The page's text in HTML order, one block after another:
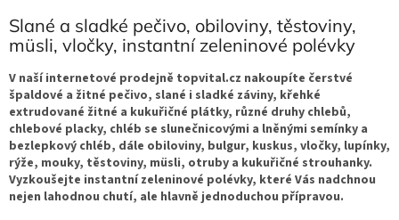
Slané a sladké pečivo, obiloviny, těstoviny,
müsli, vločky, instantní zeleninové polévky
V naší internetové prodejně topvital.cz nakoupíte čerstvé
špaldové a žitné pečivo, slané i sladké záviny, křehké
extrudované žitné a kukuřičné plátky, různé druhy chlebů,
chlebové placky, chléb se slunečnicovými a lněnými semínky a
bezlepkový chléb, dále obiloviny, bulgur, kuskus, vločky, lupínky,
rýže, mouky, těstoviny, müsli, otruby a kukuřičné strouhanky.
Vyzkoušejte instantní zeleninové polévky, které Vás nadchnou
nejen lahodnou chutí, ale hlavně jednoduchou přípravou.